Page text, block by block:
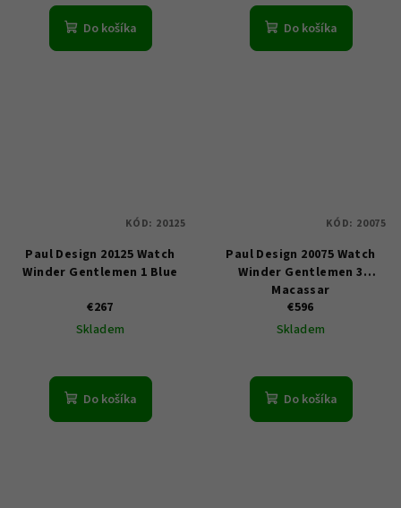
Do košíka Do košíka
Paul Design 20125 Watch
Winder Gentlemen 1 Blue
€267
Skladem
Do košíka
KÓD: 20125
Paul Design 20075 Watch
Winder Gentlemen 3
Macassar
€596
Skladem
Do košíka
KÓD: 20075